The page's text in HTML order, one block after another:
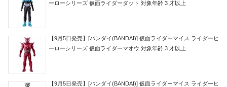
ーローシリーズ 仮面ライダーダット 対象年齢 3 才以上
【9月5日発売】[バンダイ(BANDAI)] 仮面ライダーマイス ライダーヒ
ーローシリーズ 仮面ライダーマオウ 対象年齢 3 才以上
【9月5日発売】[バンダイ(BANDAI)] 仮面ライダーマイス ライダーヒ